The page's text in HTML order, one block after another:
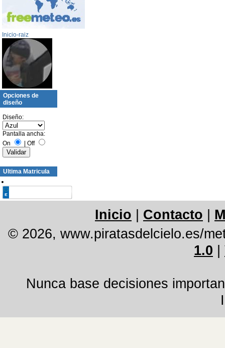
Inicio-raiz
Opciones de
diseño
Diseño:
Pantalla ancha:
On
| Off
Ultima Matricula
Inicio Contacto
© 2026, www.piratasdelcielo.es/
1.0
Nunca base decisiones